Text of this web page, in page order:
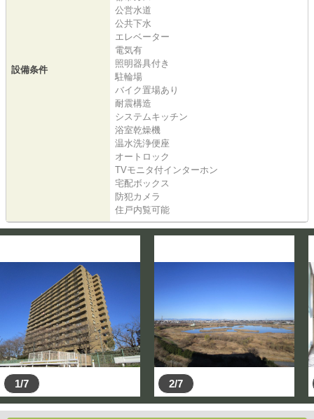
設備条件
公営水道
公共下水
エレベーター
電気有
照明器具付き
駐輪場
バイク置場あり
耐震構造
システムキッチン
浴室乾燥機
温水洗浄便座
オートロック
TVモニタ付インターホン
宅配ボックス
防犯カメラ
住戸内覧可能
1/7 2/7